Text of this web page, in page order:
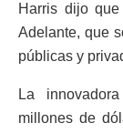
Harris dijo
Adelante, que
públicas y
La
millones de